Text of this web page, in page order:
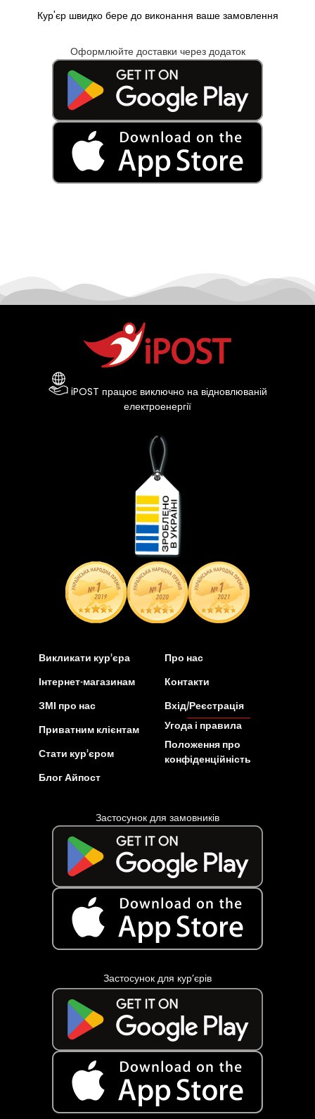
Кур'єр швидко бере до виконання ваше замовлення
Оформлюйте доставки через додаток
iPOST працює виключно на відновлюваній
електроенергії
Викликати кур’єра
Інтернет-магазинам
ЗМІ про нас
Приватним клієнтам
Стати кур’єром
Блог Айпост
Про нас
Контакти
Вхід/Реєстрація
Угода і правила
Положення про
конфіденційність
Застосунок для замовників
Застосунок для кур’єрів